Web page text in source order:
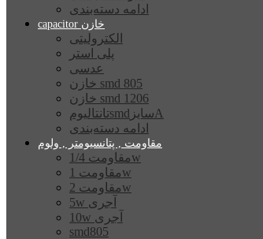
ادامه دسته‌بندی
capacitor خازن
الکترولیتی
پلی استر
عدسی
خازن smd 805
خازن smd 1206
تانتالیومsmdسایزA
ادامه دسته‌بندی
مقاومت , پتانسیومتر , ولوم
مقاومت 1/4w
مقاومت 1w
مقاومت 2w
5w آجری
10w آجری
smd805